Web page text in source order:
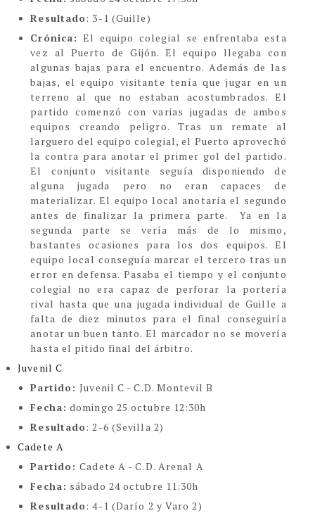
Resultado: 3-1 (Guille)
Crónica: El equipo colegial se enfrentaba esta
vez al Puerto de Gijón. El equipo llegaba con
algunas bajas para el encuentro. Además de las
bajas, el equipo visitante tenía que jugar en un
terreno al que no estaban acostumbrados. El
partido comenzó con varias jugadas de ambos
equipos creando peligro. Tras un remate al
larguero del equipo colegial, el Puerto aprovechó
la contra para anotar el primer gol del partido.
El conjunto visitante seguía disponiendo de
alguna jugada pero no eran capaces de
materializar. El equipo local anotaría el segundo
antes de finalizar la primera parte. Ya en la
segunda parte se vería más de lo mismo,
bastantes ocasiones para los dos equipos. El
equipo local conseguía marcar el tercero tras un
error en defensa. Pasaba el tiempo y el conjunto
colegial no era capaz de perforar la portería
rival hasta que una jugada individual de Guille a
falta de diez minutos para el final conseguiría
anotar un buen tanto. El marcador no se movería
hasta el pitido final del árbitro.
Juvenil C
Partido:Juvenil C - C.D. Montevil B
Fecha: domingo 25 octubre 12:30h
Resultado: 2-6 (Sevilla 2)
Cadete A
Partido:Cadete A - C.D. Arenal A
Fecha: sábado 24 octubre 11:30h
Resultado: 4-1 (Darío 2 y Varo 2)